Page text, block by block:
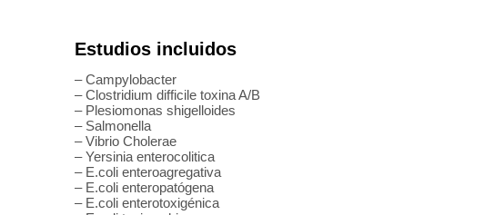
Estudios incluidos
– Campylobacter
– Clostridium difficile toxina A/B
– Plesiomonas shigelloides
– Salmonella
– Vibrio Cholerae
– Yersinia enterocolitica
– E.coli enteroagregativa
– E.coli enteropatógena
– E.coli enterotoxigénica